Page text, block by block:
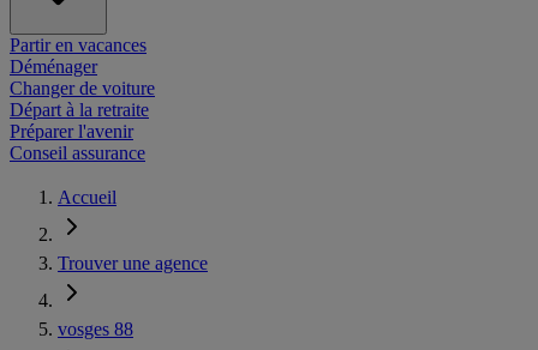
Partir en vacances
Déménager
Changer de voiture
Départ à la retraite
Préparer l'avenir
Conseil assurance
Accueil
Trouver une agence
vosges 88